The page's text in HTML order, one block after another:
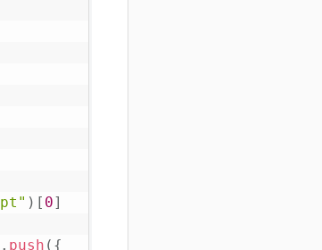
) [ 0]
. push ( {